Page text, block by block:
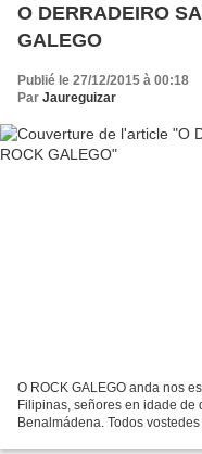
O DERRADEIRO
GALEGO
Publié le 27/12/2015 à 00:18
Par Jaureguizar
O ROCK GALEGO anda nos
Filipinas, señores en idade
Benalmádena. Todos